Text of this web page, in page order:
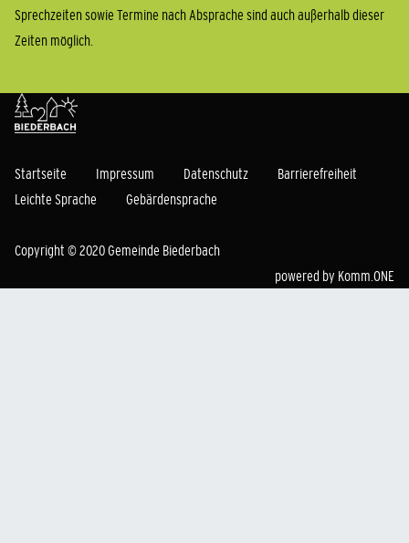
Sprechzeiten sowie Termine nach Absprache sind auch außerhalb dieser
Zeiten möglich.
Startseite Impressum Datenschutz
Barrierefreiheit
Leichte Sprache
Gebärdensprache
Copyright © 2020 Gemeinde Biederbach
powered by Komm.ONE